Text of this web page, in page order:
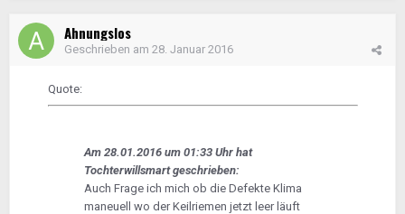
Ahnungslos
Geschrieben am 28. Januar 2016
Quote:
Am 28.01.2016 um 01:33 Uhr hat
Tochterwillsmart geschrieben:
Auch Frage ich mich ob die Defekte Klima
maneuell wo der Keilriemen jetzt leer läuft